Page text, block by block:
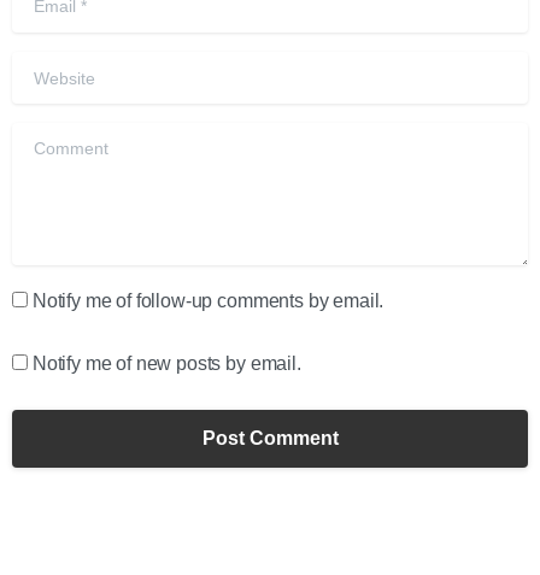
Comment
Notify me of follow-up comments by email.
Notify me of new posts by email.